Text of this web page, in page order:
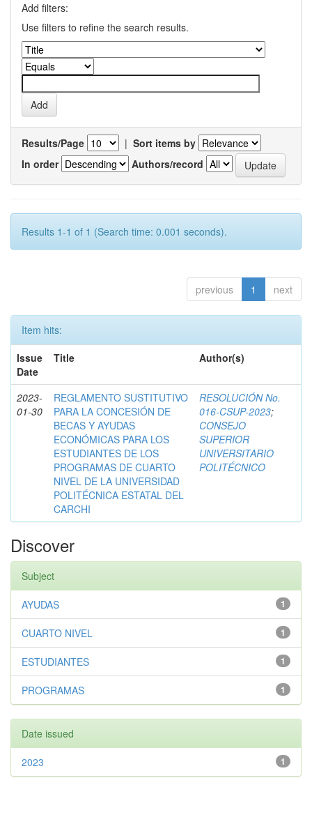
Add filters:
Use filters to refine the search results.
Results/Page | Sort items by
In order
Authors/record
Results 1-1 of 1 (Search time: 0.001 seconds).
previous 1 next
Item hits:
Issue
Date
Title Author(s)
2023-
01-30
REGLAMENTO SUSTITUTIVO
PARA LA CONCESIÓN DE
BECAS Y AYUDAS
ECONÓMICAS PARA LOS
ESTUDIANTES DE LOS
PROGRAMAS DE CUARTO
NIVEL DE LA UNIVERSIDAD
POLITÉCNICA ESTATAL DEL
CARCHI
RESOLUCIÓN No.
016-CSUP-2023;
CONSEJO
SUPERIOR
UNIVERSITARIO
POLITÉCNICO
Discover
Subject
1
AYUDAS
1
CUARTO NIVEL
1
ESTUDIANTES
1
PROGRAMAS
Date issued
1
2023